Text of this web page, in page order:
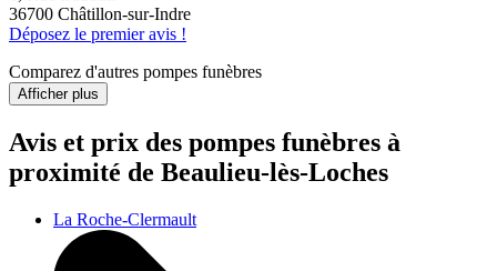
36700 Châtillon-sur-Indre
Déposez le premier avis !
Comparez d'autres pompes funèbres
Afficher plus
Avis et prix des pompes funèbres à
proximité de Beaulieu-lès-Loches
La Roche-Clermault